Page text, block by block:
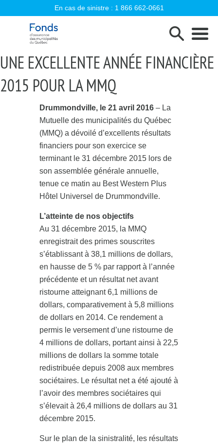
En cas de sinistre : 1 866 662-0661
Fonds d'assurance des municipalités
UNE EXCELLENTE ANNÉE FINANCIÈRE
2015 POUR LA MMQ
Drummondville, le 21 avril 2016 – La
Mutuelle des municipalités du Québec
(MMQ) a dévoilé d’excellents résultats
financiers pour son exercice se
terminant le 31 décembre 2015 lors de
son assemblée générale annuelle,
tenue ce matin au Best Western Plus
Hôtel Universel de Drummondville.
L’atteinte de nos objectifs
Au 31 décembre 2015, la MMQ
enregistrait des primes souscrites
s’établissant à 38,1 millions de dollars,
en hausse de 5 % par rapport à l’année
précédente et un résultat net avant
ristourne atteignant 6,1 millions de
dollars, comparativement à 5,8 millions
de dollars en 2014. Ce rendement a
permis le versement d’une ristourne de
4 millions de dollars, portant ainsi à 22,5
millions de dollars la somme totale
redistribuée depuis 2008 aux membres
sociétaires. Le résultat net a été ajouté à
l’avoir des membres sociétaires qui
s’élevait à 26,4 millions de dollars au 31
décembre 2015.
Sur le plan de la sinistralité, les résultats